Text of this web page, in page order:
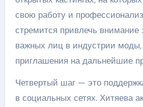
свою работу и
стремится привлечь внимание
важных лиц в индустрии
приглашения на дальнейшие
Четвертый шаг — это
в социальных сетях. Хитяева